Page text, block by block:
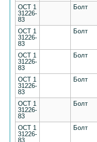
ОСТ 1
31226-
83
Болт
ОСТ 1
31226-
83
Болт
ОСТ 1
31226-
83
Болт
ОСТ 1
31226-
83
Болт
ОСТ 1
31226-
83
Болт
ОСТ 1
31226-
83
Болт